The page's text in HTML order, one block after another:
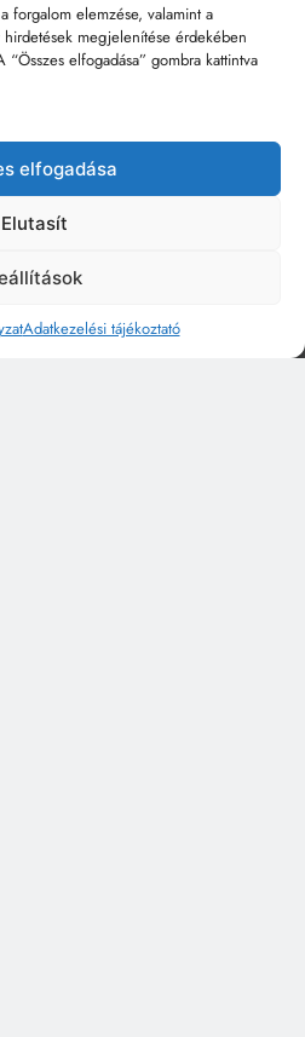
forgalom elemzése, valamint a
hirdetések megjelenítése érdekében
elfogadása” gombra kattintva
elfogadása
Elutasít
Adatkezelési tájékoztató